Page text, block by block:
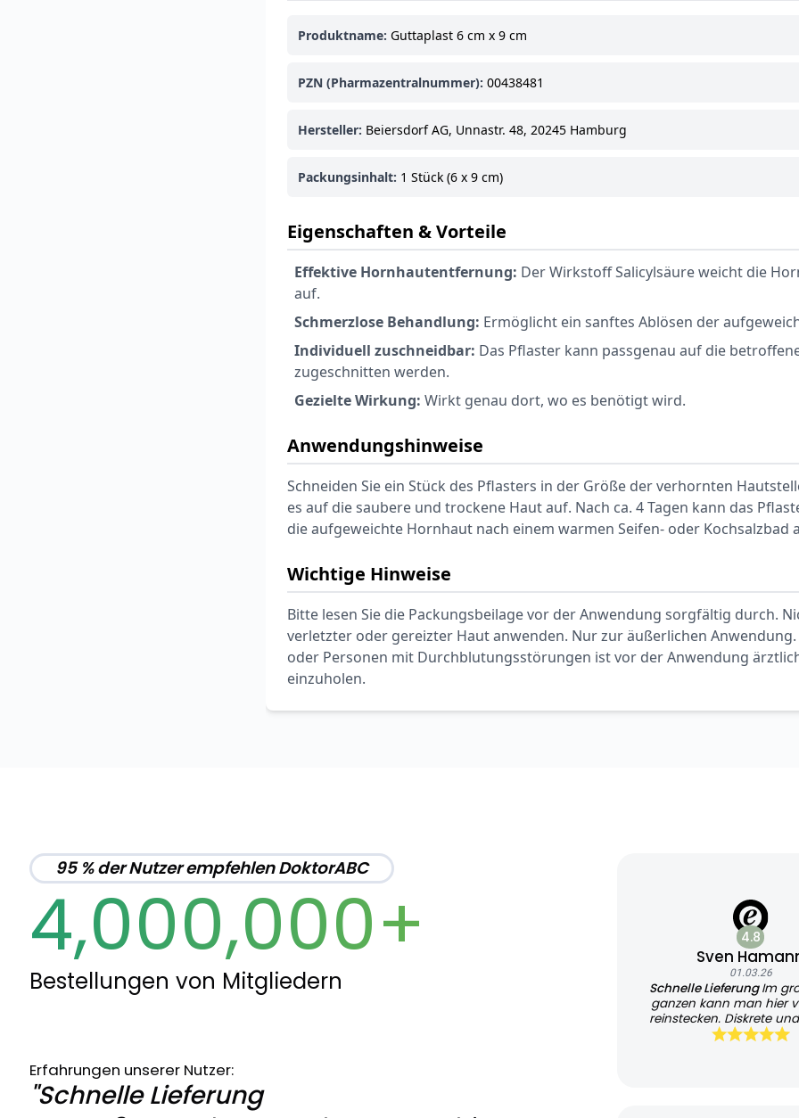
Produktname: Guttaplast 6 cm x 9 cm
PZN (Pharmazentralnummer): 00438481
Hersteller: Beiersdorf AG, Unnastr. 48, 20245 Hamburg
Packungsinhalt: 1 Stück (6 x 9 cm)
Eigenschaften & Vorteile
Effektive Hornhautentfernung: Der Wirkstoff Salicylsäure weicht die
auf.
Schmerzlose Behandlung: Ermöglicht ein sanftes Ablösen der
Individuell zuschneidbar: Das Pflaster kann passgenau auf die
zugeschnitten werden.
Gezielte Wirkung: Wirkt genau dort, wo es benötigt wird.
Anwendungshinweise
Schneiden Sie ein Stück des Pflasters in der Größe der verhornten
es auf die saubere und trockene Haut auf. Nach ca. 4 Tagen kann das
die aufgeweichte Hornhaut nach einem warmen Seifen- oder Kochsalzbad
Wichtige Hinweise
Bitte lesen Sie die Packungsbeilage vor der Anwendung sorgfältig durch.
verletzter oder gereizter Haut anwenden. Nur zur äußerlichen
oder Personen mit Durchblutungsstörungen ist vor der Anwendung
einzuholen.
95 % der Nutzer empfehlen DoktorABC
4,000,000+
Bestellungen von Mitgliedern
Erfahrungen unserer Nutzer:
"Schnelle Lieferung
4.8
Sven
01.03.26
Schnelle LieferungIm
ganzen kann man hier
reinstecken. Diskrete
Lieferung